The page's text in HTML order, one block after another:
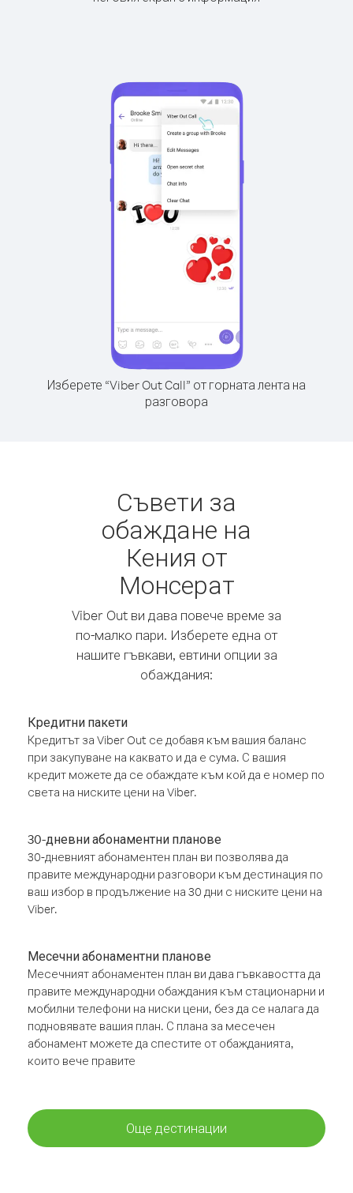
Изберете “Viber Out Call” от горната лента на
разговора
Съвети за
обаждане на
Кения от
Монсерат
Viber Out ви дава повече време за
по-малко пари. Изберете една от
нашите гъвкави, евтини опции за
обаждания:
Кредитни пакети
Кредитът за Viber Out се добавя към вашия баланс
при закупуване на каквато и да е сума. С вашия
кредит можете да се обаждате към кой да е номер по
света на ниските цени на Viber.
30-дневни абонаментни планове
30-дневният абонаментен план ви позволява да
правите международни разговори към дестинация по
ваш избор в продължение на 30 дни с ниските цени на
Viber.
Месечни абонаментни планове
Месечният абонаментен план ви дава гъвкавостта да
правите международни обаждания към стационарни и
мобилни телефони на ниски цени, без да се налага да
подновявате вашия план. С плана за месечен
абонамент можете да спестите от обажданията,
които вече правите
Още дестинации